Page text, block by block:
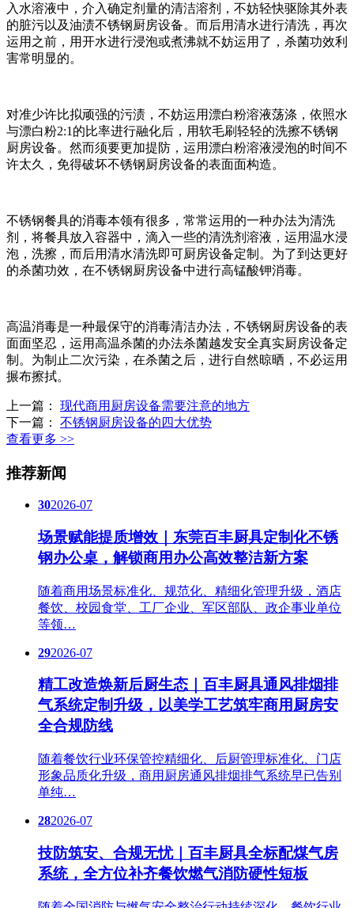
入水溶液中，介入确定剂量的清洁溶剂，不妨轻快驱除其外表
的脏污以及油渍不锈钢厨房设备。而后用清水进行清洗，再次
运用之前，用开水进行浸泡或煮沸就不妨运用了，杀菌功效利
害常明显的。
对准少许比拟顽强的污渍，不妨运用漂白粉溶液荡涤，依照水
与漂白粉2:1的比率进行融化后，用软毛刷轻轻的洗擦不锈钢
厨房设备。然而须要更加提防，运用漂白粉溶液浸泡的时间不
许太久，免得破坏不锈钢厨房设备的表面面构造。
不锈钢餐具的消毒本领有很多，常常运用的一种办法为清洗
剂，将餐具放入容器中，滴入一些的清洗剂溶液，运用温水浸
泡，洗擦，而后用清水清洗即可厨房设备定制。为了到达更好
的杀菌功效，在不锈钢厨房设备中进行高锰酸钾消毒。
高温消毒是一种最保守的消毒清洁办法，不锈钢厨房设备的表
面面坚忍，运用高温杀菌的办法杀菌越发安全真实厨房设备定
制。为制止二次污染，在杀菌之后，进行自然晾晒，不必运用
搌布擦拭。
上一篇： 现代商用厨房设备需要注意的地方
下一篇： 不锈钢厨房设备的四大优势
查看更多 >>
推荐新闻
302026-07
场景赋能提质增效｜东莞百丰厨具定制化不锈
钢办公桌，解锁商用办公高效整洁新方案
随着商用场景标准化、规范化、精细化管理升级，酒店
餐饮、校园食堂、工厂企业、军区部队、政企事业单位
等领…
292026-07
精工改造焕新后厨生态｜百丰厨具通风排烟排
气系统定制升级，以美学工艺筑牢商用厨房安
全合规防线
随着餐饮行业环保管控精细化、后厨管理标准化、门店
形象品质化升级，商用厨房通风排烟排气系统早已告别
单纯…
282026-07
技防筑安、合规无忧｜百丰厨具全标配煤气房
系统，全方位补齐餐饮燃气消防硬性短板